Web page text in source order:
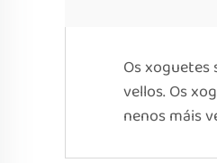
Os xoguetes
vellos. Os
nenos máis